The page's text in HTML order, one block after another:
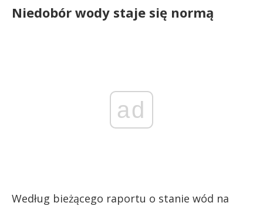
Niedobór wody staje się normą
ad
Według bieżącego raportu o stanie wód na